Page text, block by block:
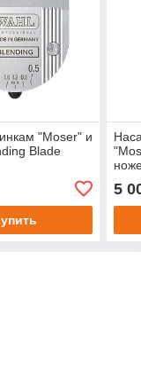
"Moser" и
Blade
5